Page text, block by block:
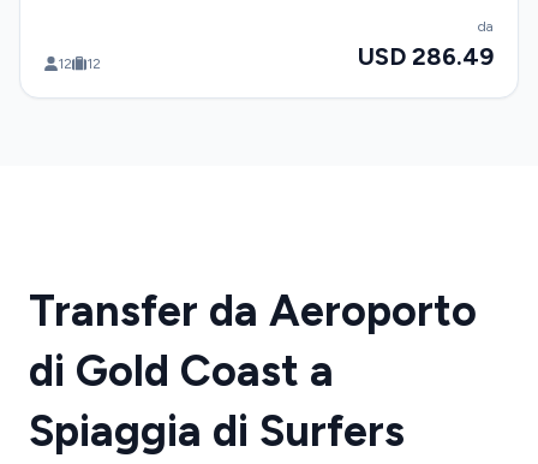
12 12
da
USD 286.49
Transfer da Aeroporto
di Gold Coast a
Spiaggia di Surfers